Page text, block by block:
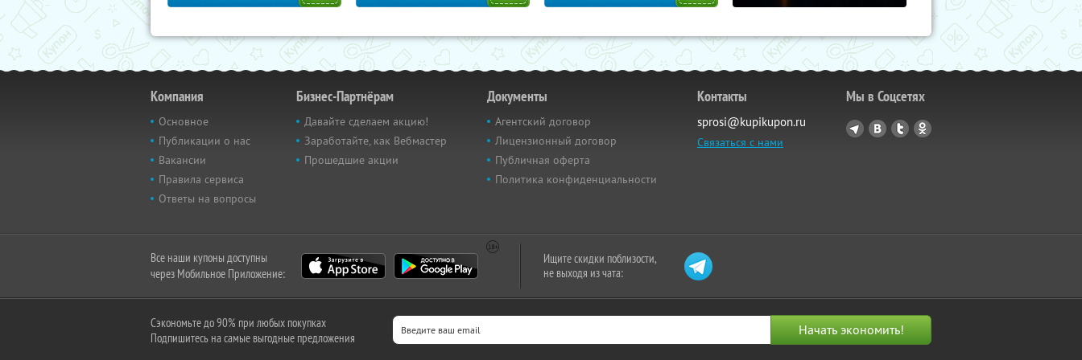
Компания
Основное
Публикации о нас
Вакансии
Правила сервиса
Ответы на вопросы
Бизнес-Партнёрам
Давайте сделаем акцию!
Заработайте, как Вебмастер
Прошедшие акции
Документы
Агентский договор
Лицензионный договор
Публичная оферта
Политика конфиденциальности
Контакты
sprosi@kupikupon.ru
Связаться с нами
Мы в Соцсетях
Все наши купоны доступны
через Мобильное Приложение:
Ищите скидки поблизости,
не выходя из чата:
Сэкономьте до 90% при любых покупках
Подпишитесь на самые выгодные предложения